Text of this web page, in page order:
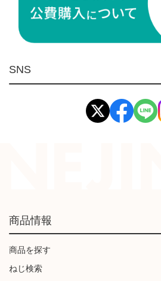
荷役伝導
環境安全用品
イマオ製品(IMAO)
工業資材(栃木屋)
SNS
商品情報
商品を探す
ねじ検索